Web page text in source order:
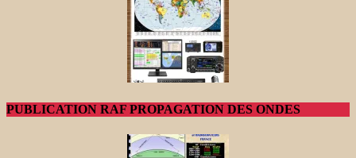
PUBLICATION RAF PROPAGATION DES ONDES